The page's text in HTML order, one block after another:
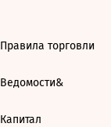
Правила торговли
Ведомости&
Капитал